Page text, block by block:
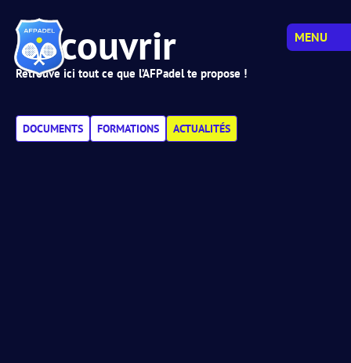
MENU
Découvrir
Retrouve ici tout ce que l’AFPadel te propose !
DOCUMENTS FORMATIONS ACTUALITÉS